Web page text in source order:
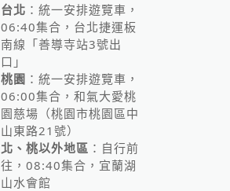
台北 ：統一安排遊覽車，
06:40集合，台北捷運板
南線「善導寺站3號出
口」
桃園 ：統一安排遊覽車，
06:00集合，和氣大愛桃
園慈場（桃園市桃園區中
山東路21號）
北、桃以外地區 ：自行前
往，08:40集合，宜蘭湖
山水會館